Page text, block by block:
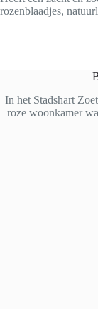
rozenblaadjes,
In het Stadshart
roze woonkamer